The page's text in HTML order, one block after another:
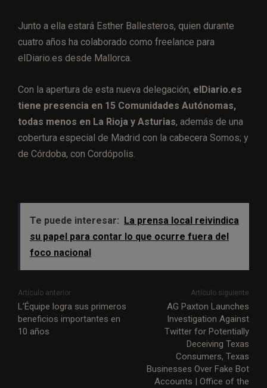
Junto a ella estará Esther Ballesteros, quien durante
cuatro años ha colaborado como freelance para
elDiario.es desde Mallorca.
Con la apertura de esta nueva delegación, elDiario.es
tiene presencia en 15 Comunidades Autónomas,
todas menos en La Rioja y Asturias, además de una
cobertura especial de Madrid con la cabecera Somos; y
de Córdoba, con Cordópolis.
Te puede interesar: La prensa local reivindica
su papel para contar lo que ocurre fuera del
foco nacional
Artículo anterior
L’Équipe logra sus primeros
beneficios importantes en
10 años
Artículo siguiente
AG Paxton Launches
Investigation Against
Twitter for Potentially
Deceiving Texas
Consumers, Texas
Businesses Over Fake Bot
Accounts | Office of the